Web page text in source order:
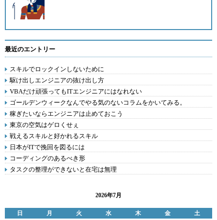
最近のエントリー
スキルでロックインしないために
駆け出しエンジニアの抜け出し方
VBAだけ頑張ってもITエンジニアにはなれない
ゴールデンウィークなんでやる気のないコラムをかいてみる。
稼ぎたいならエンジニアは止めておこう
東京の空気はゲロくせぇ
戦えるスキルと好かれるスキル
日本がITで挽回を図るには
コーディングのあるべき形
タスクの整理ができないと在宅は無理
2026年7月
日 月 火 水 木 金
土